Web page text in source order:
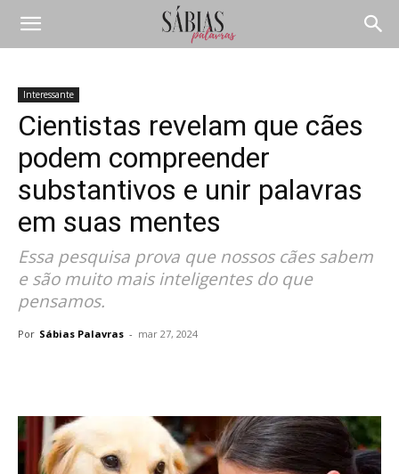
Interessante
Cientistas revelam que cães
podem compreender
substantivos e unir palavras
em suas mentes
Essa pesquisa prova que nossos cães sabem
e são muito mais inteligentes do que
pensamos.
Por Sábias Palavras - mar 27, 2024